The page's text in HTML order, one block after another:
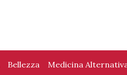
Bellezza Medicina